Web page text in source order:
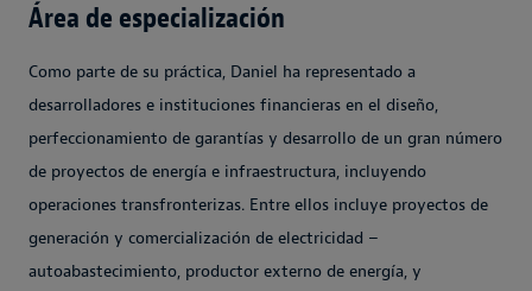
Área de especialización
Como parte de su práctica, Daniel ha representado a
desarrolladores e instituciones financieras en el diseño,
perfeccionamiento de garantías y desarrollo de un gran número
de proyectos de energía e infraestructura, incluyendo
operaciones transfronterizas. Entre ellos incluye proyectos de
generación y comercialización de electricidad –
autoabastecimiento, productor externo de energía, y